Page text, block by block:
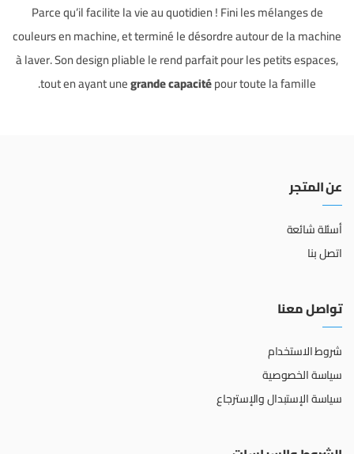
Parce qu’il facilite la vie au quotidien ! Fini les mélanges de
couleurs en machine, et terminé le désordre autour de la machine
à laver. Son design pliable le rend parfait pour les petits espaces,
tout en ayant unegrande capacitépour toute la famille.
عن المتجر
أسئلة شائعة
اتصل بنا
تواصل معنا
شروط الاستخدام
سياسة الخصوصية
سياسة الإستبدال والإسترجاع